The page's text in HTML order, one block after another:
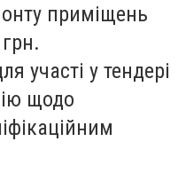
приміщень
участі у тендері
щодо